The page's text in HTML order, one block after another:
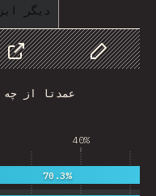
دیگر
Share
Customize
عمدتا از چه
40%
70.3%